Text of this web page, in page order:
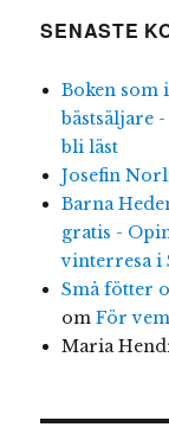
SENASTE
Boken som
bästsäljare
bli läst
Josefin
Barna
gratis -
vinterresa i
Små fötter
om För
Maria